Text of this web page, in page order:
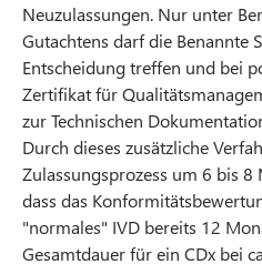
Neuzulassungen. Nur unter
Gutachtens darf die Benannte
Entscheidung treffen und bei
Zertifikat für
zur Technischen
Durch dieses zusätzliche
Zulassungsprozess um 6 bis 8
dass das
"normales" IVD bereits 12
Gesamtdauer für ein CDx bei